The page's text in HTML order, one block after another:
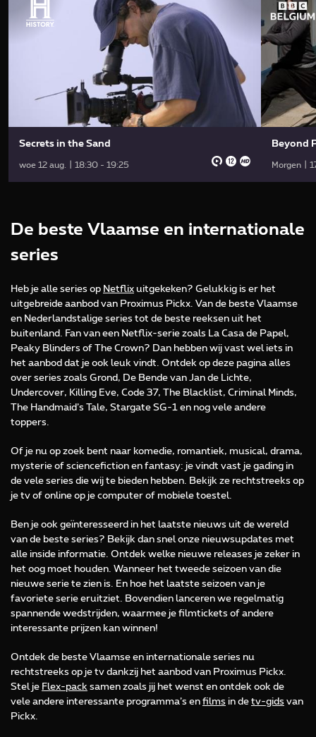
Secrets in the Sand
woe 12 aug. | 18:30 - 19:25
Beyond
Morgen |
De beste Vlaamse en internationale
series
Heb je alle series op Netflix uitgekeken? Gelukkig is er het
uitgebreide aanbod van Proximus Pickx. Van de beste Vlaamse
en Nederlandstalige series tot de beste reeksen uit het
buitenland. Fan van een Netflix-serie zoals La Casa de Papel,
Peaky Blinders of The Crown? Dan hebben wij vast wel iets in
het aanbod dat je ook leuk vindt. Ontdek op deze pagina alles
over series zoals Grond, De Bende van Jan de Lichte,
Undercover, Killing Eve, Code 37, The Blacklist, Criminal Minds,
The Handmaid’s Tale, Stargate SG-1 en nog vele andere
toppers.
Of je nu op zoek bent naar komedie, romantiek, musical, drama,
mysterie of sciencefiction en fantasy: je vindt vast je gading in
de vele series die wij te bieden hebben. Bekijk ze rechtstreeks op
je tv of online op je computer of mobiele toestel.
Ben je ook geïnteresseerd in het laatste nieuws uit de wereld
van de beste series? Bekijk dan snel onze nieuwsupdates met
alle inside informatie. Ontdek welke nieuwe releases je zeker in
het oog moet houden. Wanneer het tweede seizoen van die
nieuwe serie te zien is. En hoe het laatste seizoen van je
favoriete serie eruitziet. Bovendien lanceren we regelmatig
spannende wedstrijden, waarmee je filmtickets of andere
interessante prijzen kan winnen!
Ontdek de beste Vlaamse en internationale series nu
rechtstreeks op je tv dankzij het aanbod van Proximus Pickx.
Stel je Flex-pack samen zoals jij het wenst en ontdek ook de
vele andere interessante programma’s en films in de tv-gids van
Pickx.